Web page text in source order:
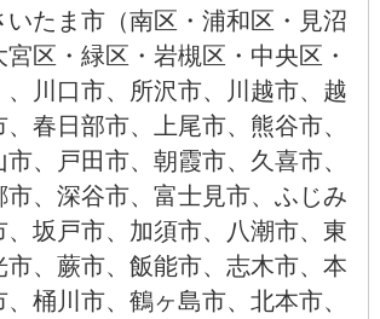
いたま市（南区 ・ 浦和区 ・ 見沼
宮区 ・ 緑区 ・ 岩槻区 ・ 中央区 ・
川口市、 所沢市、 川越市、 越
、 春日部市、 上尾市、 熊谷市、
市、 戸田市、 朝霞市、 久喜市、
市、 深谷市、 富士見市、 ふじみ
、 坂戸市、 加須市、 八潮市、 東
市、 蕨市、 飯能市、 志木市、 本
、 桶川市、 鶴ヶ島市、 北本市、